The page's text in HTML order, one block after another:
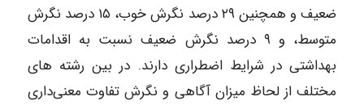
ضعیف و همچنین ۲۹ درصد نگرش خوب، ۱۵ درصد نگرش
متوسط، و ۹ درصد نگرش ضعیف نسبت به اقدامات
بهداشتی در شرایط اضطراری دارند. در بین رشته های
مختلف از لحاظ میزان آگاهی و نگرش تفاوت معنی‌داری